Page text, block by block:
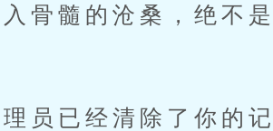
髓的沧桑，绝不是
已经清除了你的记